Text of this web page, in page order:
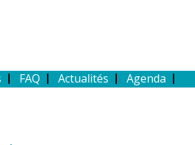
FAQ Actualités Agenda